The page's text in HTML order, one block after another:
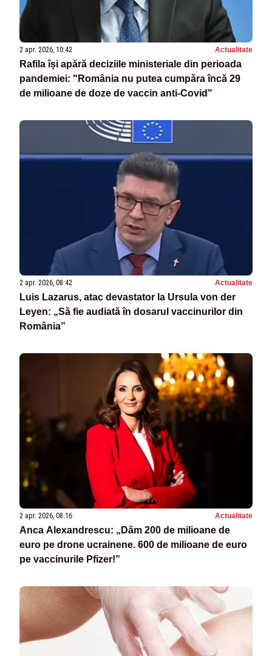
2 apr. 2026, 10:42 Actualitate
Rafila își apără deciziile ministeriale din perioada
pandemiei: "România nu putea cumpăra încă 29
de milioane de doze de vaccin anti-Covid"
2 apr. 2026, 08:42 Actualitate
Luis Lazarus, atac devastator la Ursula von der
Leyen: „Să fie audiată în dosarul vaccinurilor din
România”
2 apr. 2026, 08:16 Actualitate
Anca Alexandrescu: „Dăm 200 de milioane de
euro pe drone ucrainene. 600 de milioane de euro
pe vaccinurile Pfizer!”